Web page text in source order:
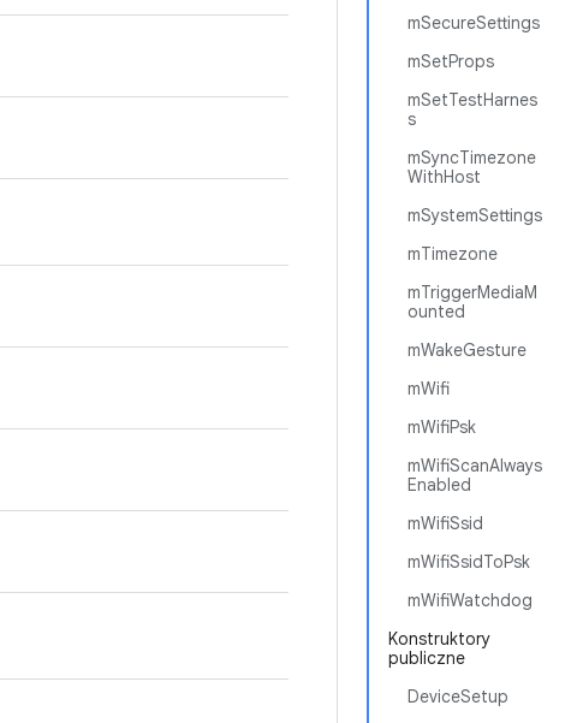
mSecureSettings
mSetProps
mSetTestHarnes
s
mSyncTimezone
WithHost
mSystemSettings
mTimezone
mTriggerMediaM
ounted
mWakeGesture
mWifi
mWifiPsk
mWifiScanAlways
Enabled
mWifiSsid
mWifiSsidToPsk
mWifiWatchdog
Konstruktory
publiczne
DeviceSetup